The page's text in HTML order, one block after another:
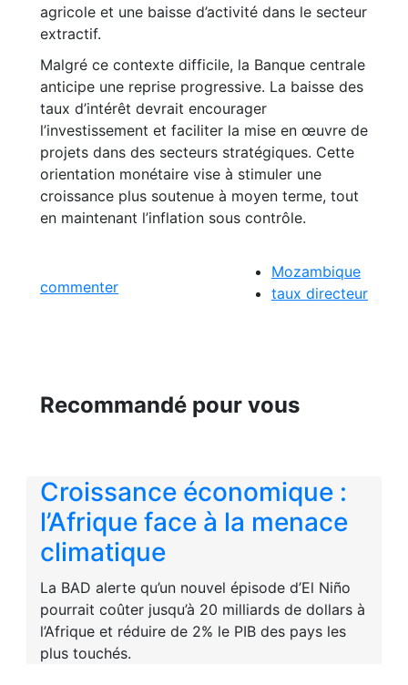
agricole et une baisse d’activité dans le secteur
extractif.
Malgré ce contexte difficile, la Banque centrale
anticipe une reprise progressive. La baisse des
taux d’intérêt devrait encourager
l’investissement et faciliter la mise en œuvre de
projets dans des secteurs stratégiques. Cette
orientation monétaire vise à stimuler une
croissance plus soutenue à moyen terme, tout
en maintenant l’inflation sous contrôle.
commenter
Mozambique
taux directeur
Recommandé pour vous
Croissance économique :
l’Afrique face à la menace
climatique
La BAD alerte qu’un nouvel épisode d’El Niño
pourrait coûter jusqu’à 20 milliards de dollars à
l’Afrique et réduire de 2% le PIB des pays les
plus touchés.